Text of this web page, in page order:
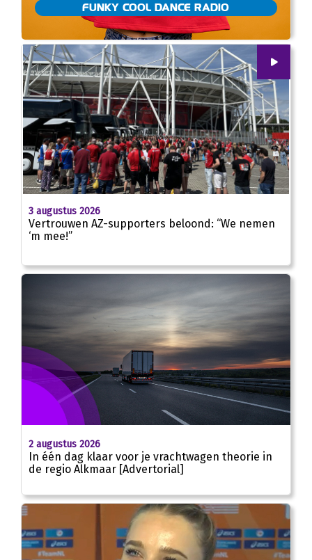
FUNKY COOL DANCE RADIO
00:
3 augustus 2026
Vertrouwen AZ-supporters beloond: “We nemen
‘m mee!”
2 augustus 2026
In één dag klaar voor je vrachtwagen theorie in
de regio Alkmaar [Advertorial]